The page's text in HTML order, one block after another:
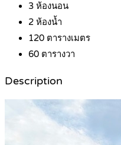
3 ห้องนอน
2 ห้องน้ำ
120 ตารางเมตร
60 ตารางวา
Description